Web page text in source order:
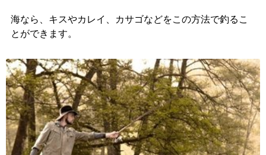
海なら、キスやカレイ、カサゴなどをこの方法で釣るこ
とができます。